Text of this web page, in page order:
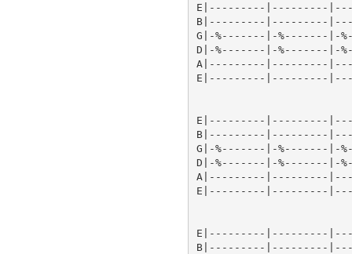
E|---------|---------
B|---------|---------
G|-%-------|-%-------|-
D|-%-------|-%-------|-
A|---------|---------
E|---------|---------
E|---------|---------
B|---------|---------
G|-%-------|-%-------
D|-%-------|-%-------|-
A|---------|---------
E|---------|---------
E|---------|---------
B|---------|---------